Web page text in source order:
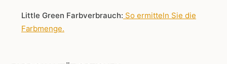
Little Green Farbverbrauch: So ermitteln Sie die
Farbmenge.